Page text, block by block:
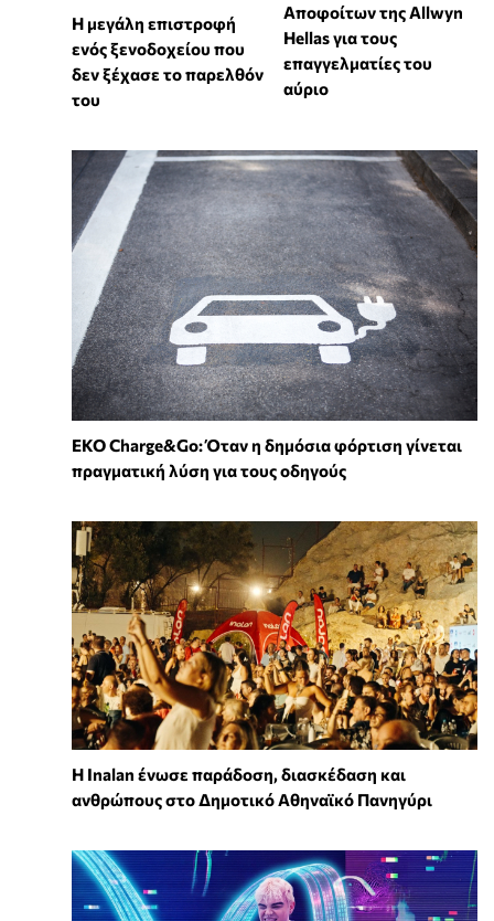
Η μεγάλη επιστροφή
ενός ξενοδοχείου που
δεν ξέχασε το παρελθόν
του
Αποφοίτων της Allwyn
Hellas για τους
επαγγελματίες του
αύριο
EKO Charge&Go: Όταν η δημόσια φόρτιση γίνεται
πραγματική λύση για τους οδηγούς
Η Inalan ένωσε παράδοση, διασκέδαση και
ανθρώπους στο Δημοτικό Αθηναϊκό Πανηγύρι